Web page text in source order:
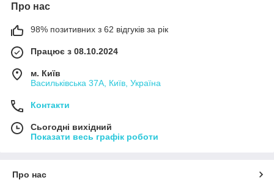
Про нас
98% позитивних з 62 відгуків за рік
Працює з 08.10.2024
м. Київ
Васильківська 37А, Київ, Україна
Контакти
Сьогодні вихідний
Показати весь графік роботи
Про нас